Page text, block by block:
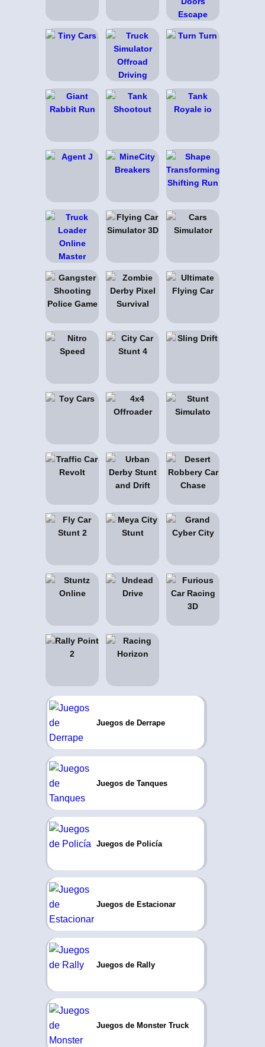
Juegos de Derrape
Juegos de Tanques
Juegos de Policía
Juegos de Estacionar
Juegos de Rally
Juegos de Monster Truck